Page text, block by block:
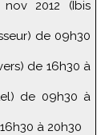
2012 (Ibis
de 09h30
de 16h30 à
de 09h30 à
à 20h30